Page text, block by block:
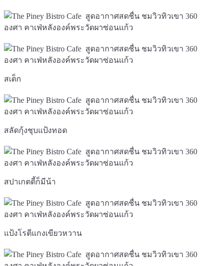
สเต็ก
สลัดกุ้งชุบแป้งทอด
สปาเกตตี้ก็มีน้า
แป้งโรตีแกงเขียวหวาน